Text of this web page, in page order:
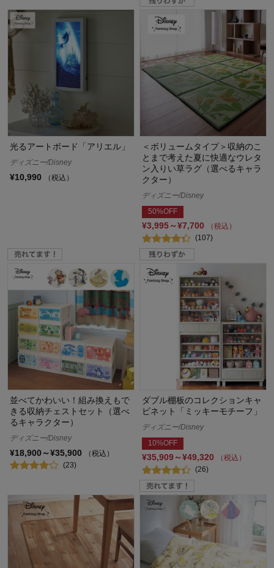
光るアートボード「アリエル」
ディズニー/Disney
¥10,990 （税込）
＜ボリュームタイプ＞収納のこ
とまで考えた夏に快適なウレタ
ン入りい草ラグ（選べるキャラ
クター）
ディズニー/Disney
50%OFF
¥3,995～¥7,700
（税込）
(107)
並べてかわいい！組み換えもで
きる収納チェストセット（選べ
るキャラクター）
ディズニー/Disney
¥18,900～¥35,900
（税込）
(23)
ダブル棚板のコレクションキャ
ビネット「ミッキーモチーフ」
ディズニー/Disney
10%OFF
¥35,909～¥49,320
（税込）
(26)